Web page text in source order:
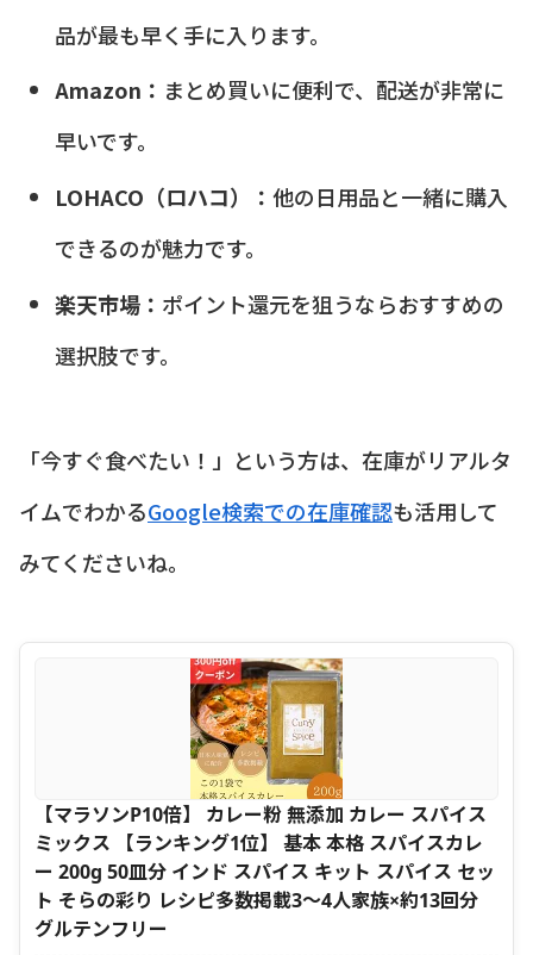
品が最も早く手に入ります。
Amazon： まとめ買いに便利で、配送が非常に
早いです。
LOHACO（ロハコ）： 他の日用品と一緒に購入
できるのが魅力です。
楽天市場： ポイント還元を狙うならおすすめの
選択肢です。
「今すぐ食べたい！」という方は、在庫がリアルタ
イムでわかるGoogle検索での在庫確認も活用して
みてくださいね。
【マラソンP10倍】 カレー粉 無添加 カレー スパイス
ミックス 【ランキング1位】 基本 本格 スパイスカレ
ー 200g 50皿分 インド スパイス キット スパイス セッ
ト そらの彩り レシピ多数掲載3～4人家族×約13回分
グルテンフリー